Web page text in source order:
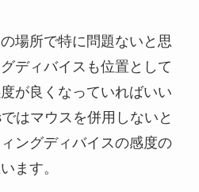
場所で特に問題ないと思
ディバイスも位置として
が良くなっていればいい
はマウスを併用しないと
ングディバイスの感度の
ます。